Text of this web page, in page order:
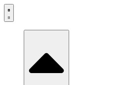
Zum
Inhalt